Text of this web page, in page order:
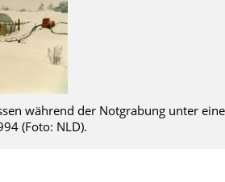
während der Notgrabung unter
(Foto: NLD).